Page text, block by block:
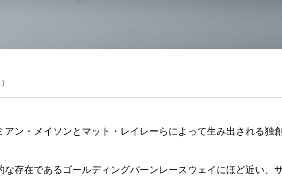
ン・メイソンとマット・レイレーらによって生み出される独
存在であるゴールディングバーンレースウェイにほど近い、